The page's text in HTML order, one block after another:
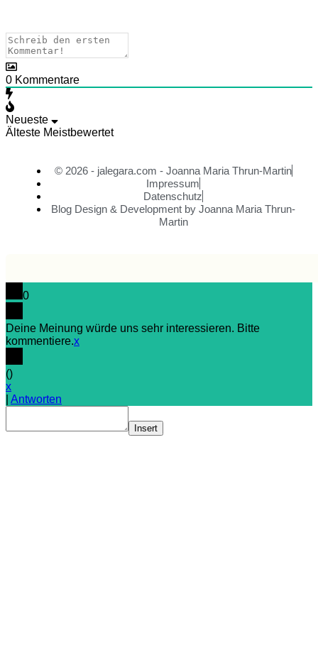
0 Kommentare
Neueste
Älteste Meistbewertet
© 2026 - jalegara.com - Joanna Maria Thrun-Martin
Impressum
Datenschutz
Blog Design & Development by Joanna Maria Thrun-
Martin
0
Deine Meinung würde uns sehr interessieren. Bitte
kommentiere.x
()
x
Antworten
Insert